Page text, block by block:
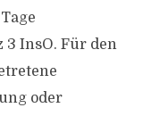
3 InsO. Für den
oder